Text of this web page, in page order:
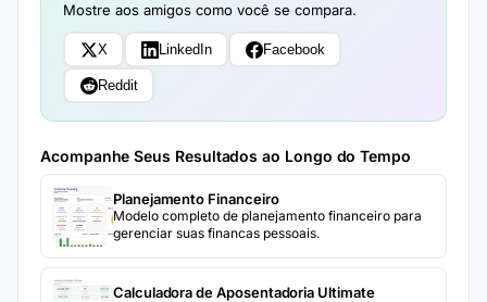
Mostre aos amigos como você se compara.
X LinkedIn Facebook
Reddit
Acompanhe Seus Resultados ao Longo do Tempo
Planejamento Financeiro
Modelo completo de planejamento financeiro para
gerenciar suas financas pessoais.
Calculadora de Aposentadoria Ultimate